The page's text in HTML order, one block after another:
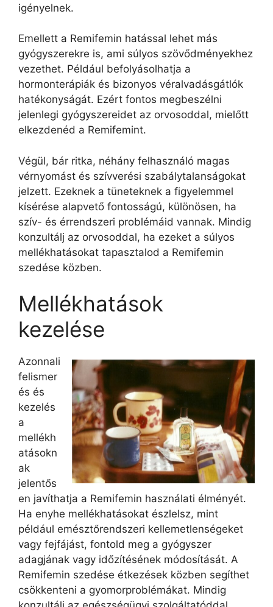
igényelnek.
Emellett a Remifemin hatással lehet más
gyógyszerekre is, ami súlyos szövődményekhez
vezethet. Például befolyásolhatja a
hormonterápiák és bizonyos véralvadásgátlók
hatékonyságát. Ezért fontos megbeszélni
jelenlegi gyógyszereidet az orvosoddal, mielőtt
elkezdenéd a Remifemint.
Végül, bár ritka, néhány felhasználó magas
vérnyomást és szívverési szabálytalanságokat
jelzett. Ezeknek a tüneteknek a figyelemmel
kísérése alapvető fontosságú, különösen, ha
szív- és érrendszeri problémáid vannak. Mindig
konzultálj az orvosoddal, ha ezeket a súlyos
mellékhatásokat tapasztalod a Remifemin
szedése közben.
Mellékhatások
kezelése
Azonnali
felismer
és és
kezelés
a
mellékh
atásokn
ak
jelentős
en javíthatja a Remifemin használati élményét.
Ha enyhe mellékhatásokat észlelsz, mint
például emésztőrendszeri kellemetlenségeket
vagy fejfájást, fontold meg a gyógyszer
adagjának vagy időzítésének módosítását. A
Remifemin szedése étkezések közben segíthet
csökkenteni a gyomorproblémákat. Mindig